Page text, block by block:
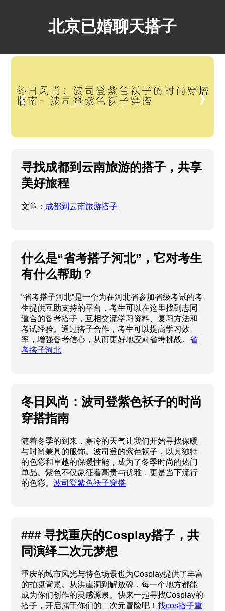
北京已婚聊天搭子
❮ ❯
寻找成都到云南旅游的搭子，共享
美好旅程
文章： 成都到云南旅游搭子
什么是“省考搭子河北”，它对考生
有什么帮助？
“省考搭子河北”是一个为在河北省参加省级考试的考
生提供互助支持的平台，考生可以在这里找到志同
道合的备考搭子，互相交流学习资料、复习方法和
考试经验。通过搭子合作，考生可以提高学习效
率，增强备考信心，从而更好地应对省考挑战。省
考搭子河北
冬日风尚：波司登紫色袄子的时尚
穿搭指南
随着冬季的到来，寒冷的天气让我们开始寻找保暖
与时尚兼具的服饰。波司登的紫色袄子，以其独特
的色彩和卓越的保暖性能，成为了冬季时尚的热门
单品。紫色不仅象征着高贵与优雅，更是当下流行
的色彩。波司登紫色袄子穿搭
### 寻找重庆的Cosplay搭子，共
同演绎二次元梦想
重庆的城市风光与特色场景也为Cosplay提供了丰富
的拍摄背景。从洪崖洞到解放碑，每一个地方都能
成为你们创作的灵感源泉。快来一起寻找Cosplay的
搭子，开启属于你们的二次元冒险吧！找cos搭子重